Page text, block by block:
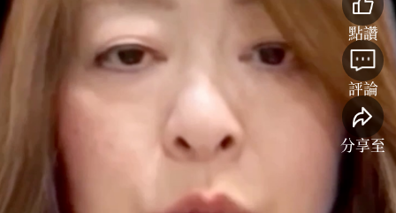
點讚
評論
分享至